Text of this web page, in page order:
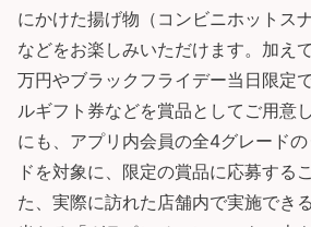
にかけた揚げ物（コンビニホットス
などをお楽しみいただけます。加え
万円やブラックフライデー当日限定
ルギフト券などを賞品としてご用意
にも、アプリ内会員の全4グレード
ドを対象に、限定の賞品に応募する
た、実際に訪れた店舗内で実施でき